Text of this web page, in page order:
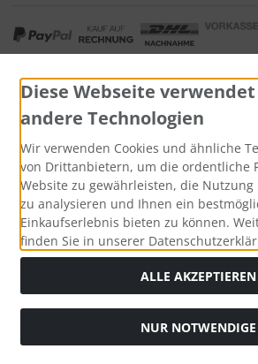
Alle Preise inkl. gesetzl. MwSt. zzgl.
durchgestrichenen Preise entsprechen
Diese Webseite
andere Technologien
Wir verwenden Cookies und ähnliche
von Drittanbietern, um die ordentliche
Website zu gewährleisten, die Nutzung
zu analysieren und Ihnen ein
Einkaufserlebnis bieten zu können.
finden Sie in unserer
ALLE AKZEPTIEREN
NUR NOTWENDIGE